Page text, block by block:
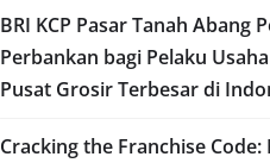
BRI KCP Pasar Tanah Abang
Perbankan bagi Pelaku
Pusat Grosir Terbesar di
Cracking the Franchise Code: